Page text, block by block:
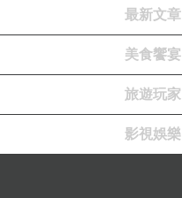
最新文章
美食饗宴
旅遊玩家
影視娛樂